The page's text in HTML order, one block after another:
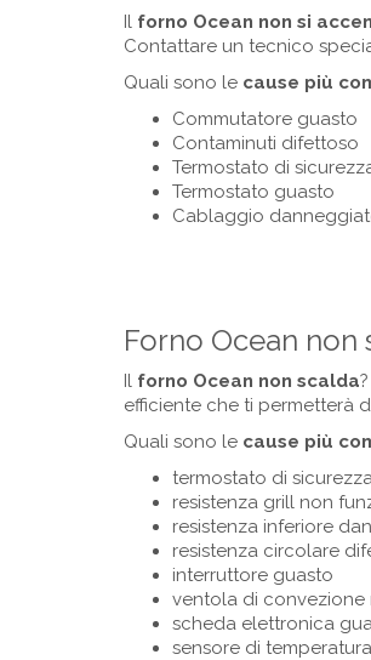
Il forno Ocean non si
Contattare un tecnico
Quali sono le cause più
Commutatore guasto
Contaminuti difettoso
Termostato di
Termostato guasto
Cablaggio
Forno Ocean non
Il forno Ocean non scalda
efficiente che ti permetterà
Quali sono le cause più
termostato di
resistenza grill non
resistenza inferiore
resistenza circolare
interruttore guasto
ventola di convezione
scheda elettronica
sensore di